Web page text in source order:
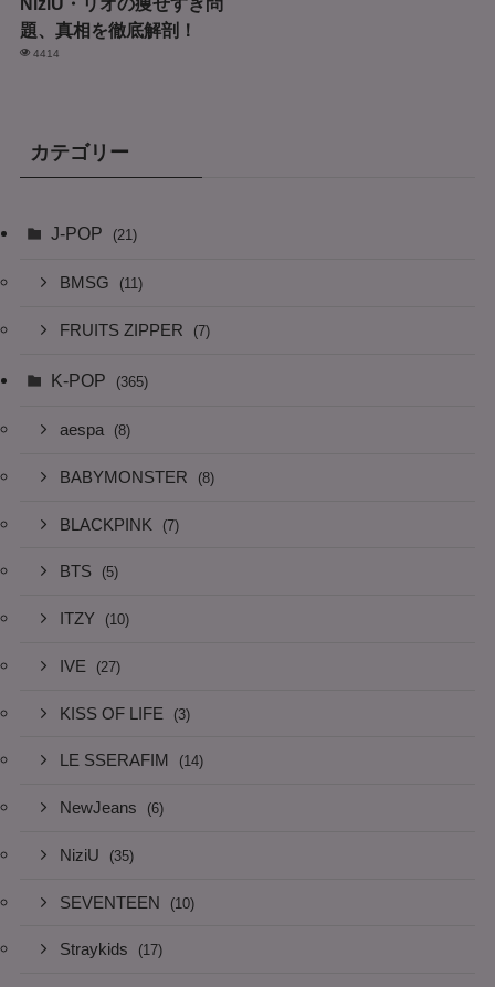
題、真相を徹底解剖！
4414
カテゴリー
J-POP (21)
BMSG (11)
FRUITS ZIPPER (7)
K-POP (365)
aespa (8)
BABYMONSTER (8)
BLACKPINK (7)
BTS (5)
ITZY (10)
IVE (27)
KISS OF LIFE (3)
LE SSERAFIM (14)
NewJeans (6)
NiziU (35)
SEVENTEEN (10)
Straykids (17)